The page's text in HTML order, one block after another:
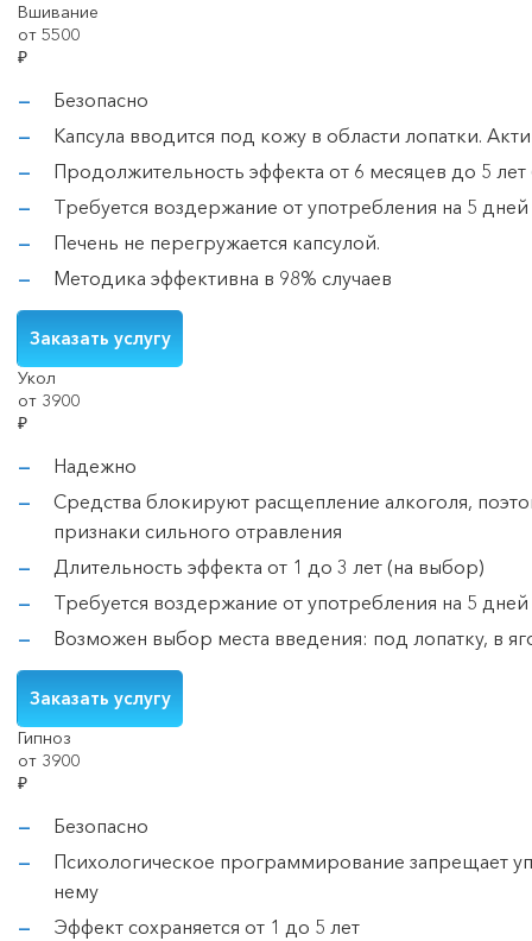
Вшивание
от 5500
₽
Безопасно
Капсула вводится под кожу в области лопатки.
Продолжительность эффекта от 6 месяцев до 5
Требуется воздержание от употребления на 5 дней
Печень не перегружается капсулой.
Методика эффективна в 98% случаев
Заказать услугу
Укол
от 3900
₽
Надежно
Средства блокируют расщепление алкоголя,
признаки сильного отравления
Длительность эффекта от 1 до 3 лет (на выбор)
Требуется воздержание от употребления на 5 дней
Возможен выбор места введения: под лопатку, в
Заказать услугу
Гипноз
от 3900
₽
Безопасно
Психологическое программирование запрещает
нему
Эффект сохраняется от 1 до 5 лет